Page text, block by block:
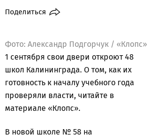
Поделиться
Фото: Александр Подгорчук / «Клопс»
1 сентября свои двери откроют 48
школ Калининграда. О том, как их
готовность к началу учебного года
проверяли власти, читайте в
материале «Клопс».
В новой школе № 58 на